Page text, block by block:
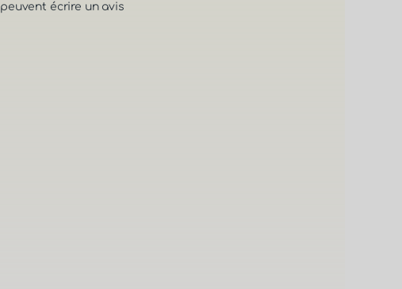
peuvent écrire un avis